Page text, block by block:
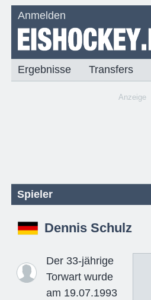
Anmelden
Ergebnisse Transfers
Anzeige
Spieler
Dennis Schulz
Der 33-jährige
Torwart wurde
am 19.07.1993